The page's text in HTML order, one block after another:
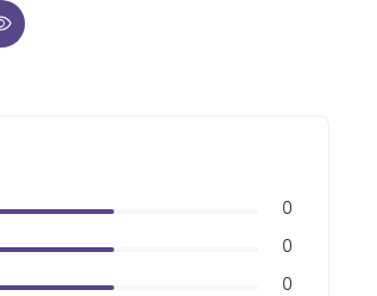
0
0
0